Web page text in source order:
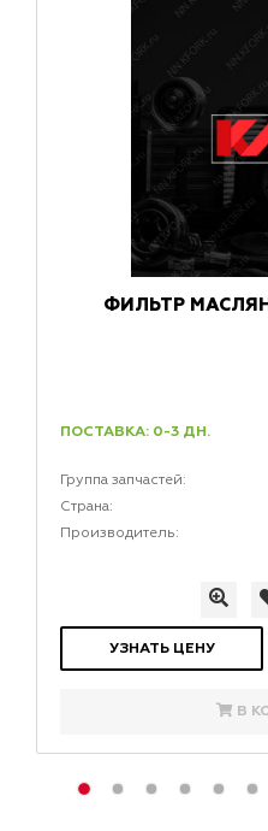
ФИЛЬТР
ПОСТАВКА: 0-3 ДН.
Группа запчастей:
Страна:
Производитель:
УЗНАТЬ ЦЕНУ
В